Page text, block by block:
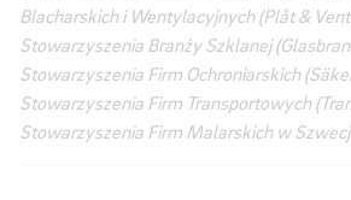
Blacharskich i Wentylacyjnych (Plåt &
Stowarzyszenia Branży Szklanej
Stowarzyszenia Firm Ochroniarskich
Stowarzyszenia Firm Transportowych
Stowarzyszenia Firm Malarskich w